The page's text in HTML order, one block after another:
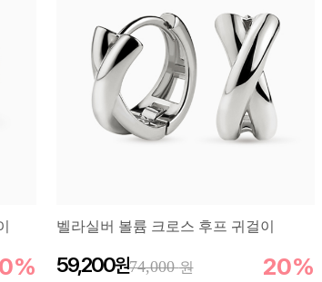
벨라실버 볼륨 크로스 후프 귀걸이
74,000
59,200 20%